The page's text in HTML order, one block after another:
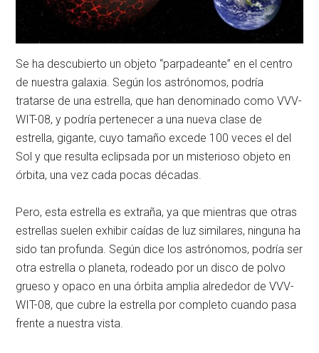
Se ha descubierto un objeto “parpadeante” en el centro
de nuestra galaxia. Según los astrónomos, podría
tratarse de una estrella, que han denominado como VVV-
WIT-08, y podría pertenecer a una nueva clase de
estrella, gigante, cuyo tamaño excede 100 veces el del
Sol y que resulta eclipsada por un misterioso objeto en
órbita, una vez cada pocas décadas.
Pero, esta estrella es extraña, ya que mientras que otras
estrellas suelen exhibir caídas de luz similares, ninguna ha
sido tan profunda. Según dice los astrónomos, podría ser
otra estrella o planeta, rodeado por un disco de polvo
grueso y opaco en una órbita amplia alrededor de VVV-
WIT-08, que cubre la estrella por completo cuando pasa
frente a nuestra vista.